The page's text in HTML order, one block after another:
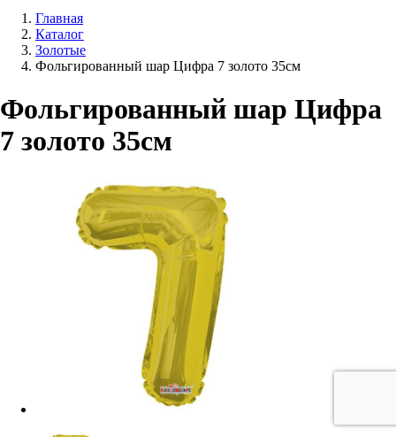
Главная
Каталог
Золотые
Фольгированный шар Цифра 7 золото 35см
Фольгированный шар Цифра
7 золото 35см